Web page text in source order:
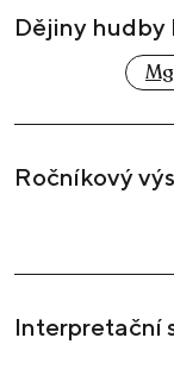
Dějiny hudby
Ročníkový
Interpretační